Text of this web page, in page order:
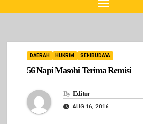
DAERAH HUKRIM SENIBUDAYA
56 Napi Masohi Terima Remisi
By Editor
AUG 16, 2016